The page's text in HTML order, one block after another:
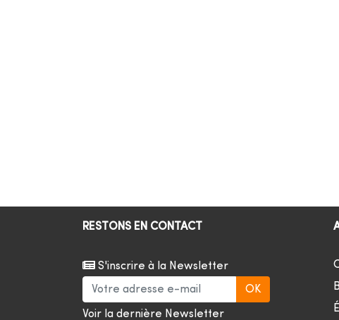
RESTONS EN CONTACT
S'inscrire à la Newsletter
Voir la dernière Newsletter